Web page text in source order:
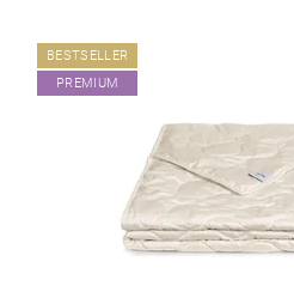
BESTSELLER
PREMIUM